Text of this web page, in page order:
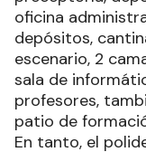
oficina
depósitos,
escenario, 2
sala de
profesores,
patio de
En tanto, el